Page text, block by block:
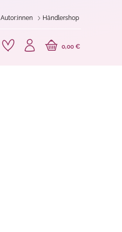
Autor:innen Händlershop
0,00 €